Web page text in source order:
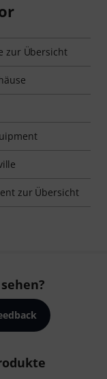
zur Übersicht
zur Übersicht